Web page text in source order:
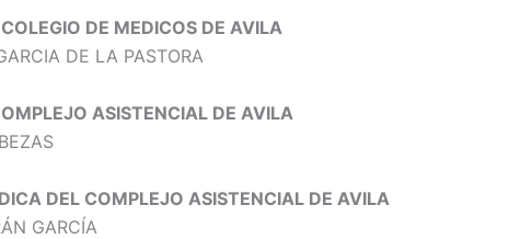
DE MEDICOS DE AVILA
DE LA PASTORA
ASISTENCIAL DE AVILA
DEL COMPLEJO ASISTENCIAL DE AVILA
GARCÍA